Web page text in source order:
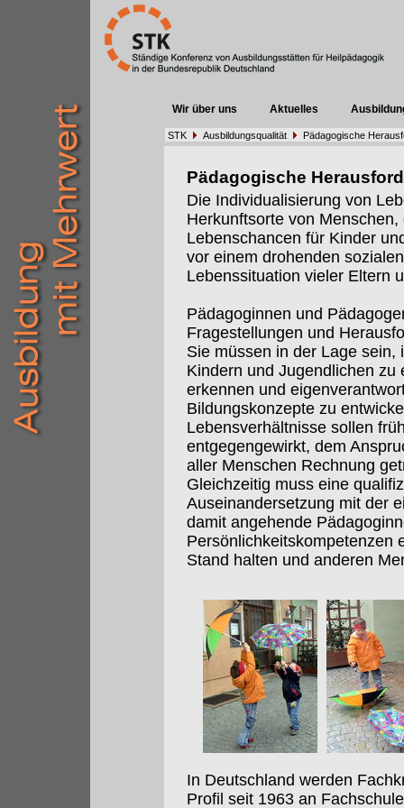
Wir über uns Aktuelles
STK Ausbildungsqualität Pädagogische
Pädagogische
Die Individualisierung von
Herkunftsorte von
Lebenschancen für Kinder
vor einem drohenden
Lebenssituation vieler Eltern
Pädagoginnen und
Fragestellungen und
Sie müssen in der Lage
Kindern und Jugendlichen
erkennen und
Bildungskonzepte zu
Lebensverhältnisse sollen
entgegengewirkt, dem
aller Menschen Rechnung
Gleichzeitig muss eine
Auseinandersetzung mit der
damit angehende
Persönlichkeitskompetenzen
Stand halten und anderen
In Deutschland werden
Profil seit 1963 an